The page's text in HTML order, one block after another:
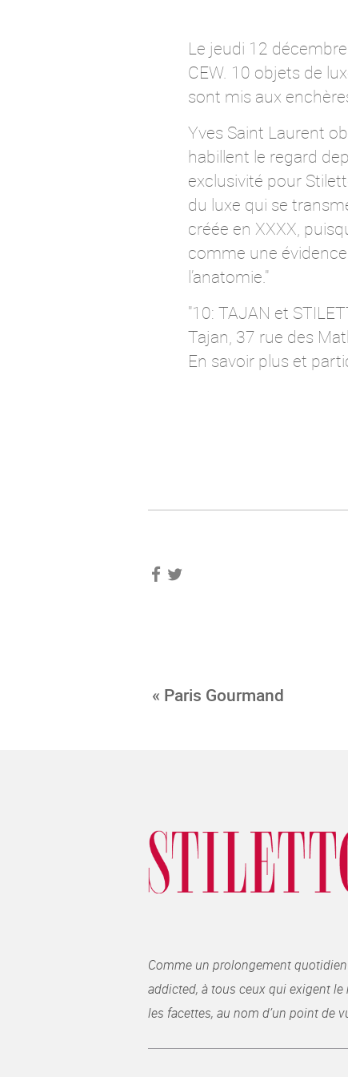
Le jeudi 12
CEW. 10 objets de
sont mis aux
Yves Saint Laurent
habillent le regard
exclusivité pour
du luxe qui se
créée en XXXX,
comme une
l’anatomie."
"10: TAJAN et
Tajan, 37 rue des
En savoir plus et
« Paris Gourmand
Comme un prolongement
addicted, à tous ceux qui exigent
les facettes, au nom d’un point de